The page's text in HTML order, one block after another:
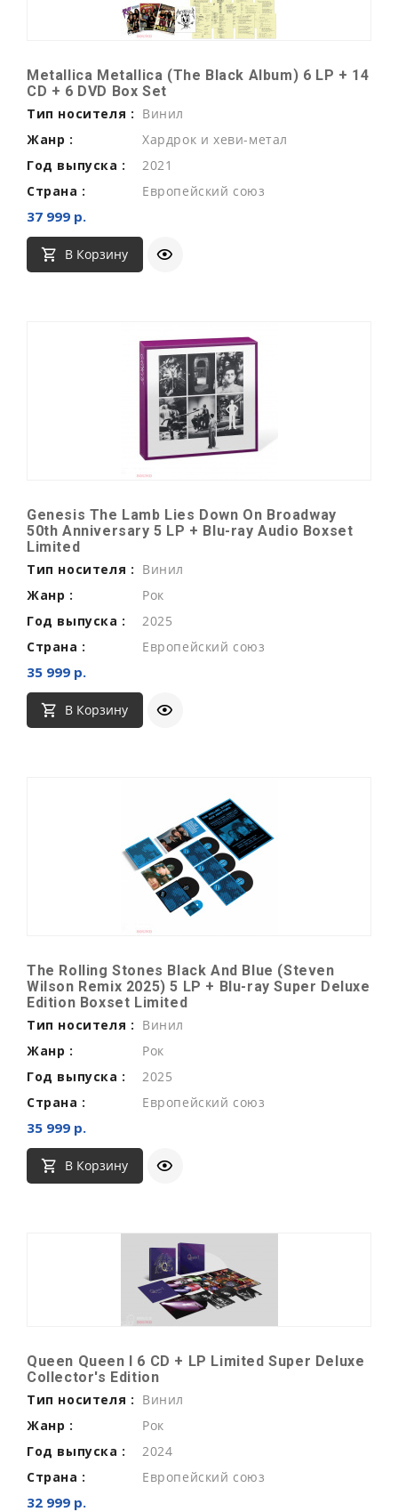
Metallica Metallica (The Black Album) 6 LP + 14
CD + 6 DVD Box Set
Тип носителя : Винил
Жанр :
Хардрок и хеви-метал
Год выпуска :
2021
Страна :
Европейский союз
37 999 р.
В Корзину
Genesis The Lamb Lies Down On Broadway
50th Anniversary 5 LP + Blu-ray Audio Boxset
Limited
Тип носителя : Винил
Жанр :
Рок
Год выпуска :
2025
Страна :
Европейский союз
35 999 р.
В Корзину
The Rolling Stones Black And Blue (Steven
Wilson Remix 2025) 5 LP + Blu-ray Super Deluxe
Edition Boxset Limited
Тип носителя : Винил
Жанр :
Рок
Год выпуска :
2025
Страна :
Европейский союз
35 999 р.
В Корзину
Queen Queen I 6 CD + LP Limited Super Deluxe
Collector's Edition
Тип носителя : Винил
Жанр :
Рок
Год выпуска :
2024
Страна :
Европейский союз
32 999 р.